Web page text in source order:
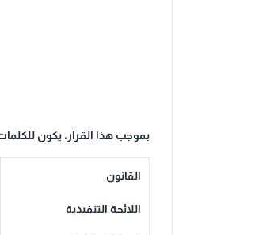
بموجب هذا القرار، يكون
القانون
اللائحة التنفيذية